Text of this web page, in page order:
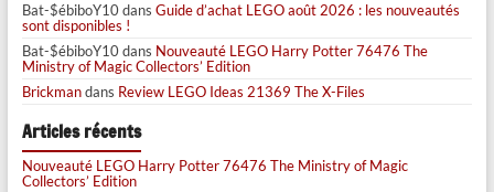
Bat-$ébiboY10dans Guide d’achat LEGO août 2026 : les nouveautés
sont disponibles !
Bat-$ébiboY10dans Nouveauté LEGO Harry Potter 76476 The
Ministry of Magic Collectors’ Edition
Brickmandans Review LEGO Ideas 21369 The X-Files
Articles récents
Nouveauté LEGO Harry Potter 76476 The Ministry of Magic
Collectors’ Edition